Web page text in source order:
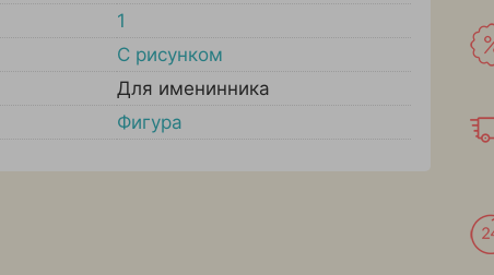
1
С рисунком
Для именинника
Фигура